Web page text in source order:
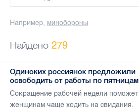
Например, минобороны
Найдено 279
Одиноких россиянок предложили
освободить от работы по пятницам
Сокращение рабочей недели поможет
женщинам чаще ходить на свидания.